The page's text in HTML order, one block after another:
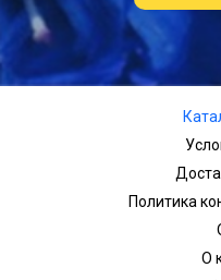
Политика
О